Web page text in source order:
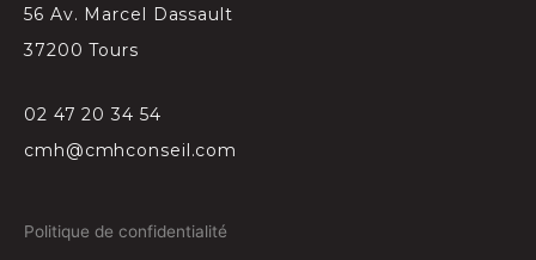
56 Av. Marcel Dassault
37200 Tours
02 47 20 34 54
cmh@cmhconseil.com
Politique de confidentialité